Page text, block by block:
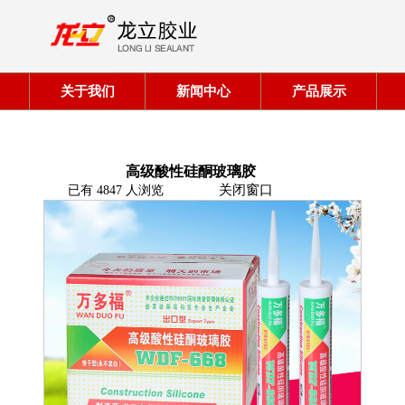
关于我们 新闻中心 产品展示
高级酸性硅酮玻璃胶
已有 4847 人浏览 关闭窗口